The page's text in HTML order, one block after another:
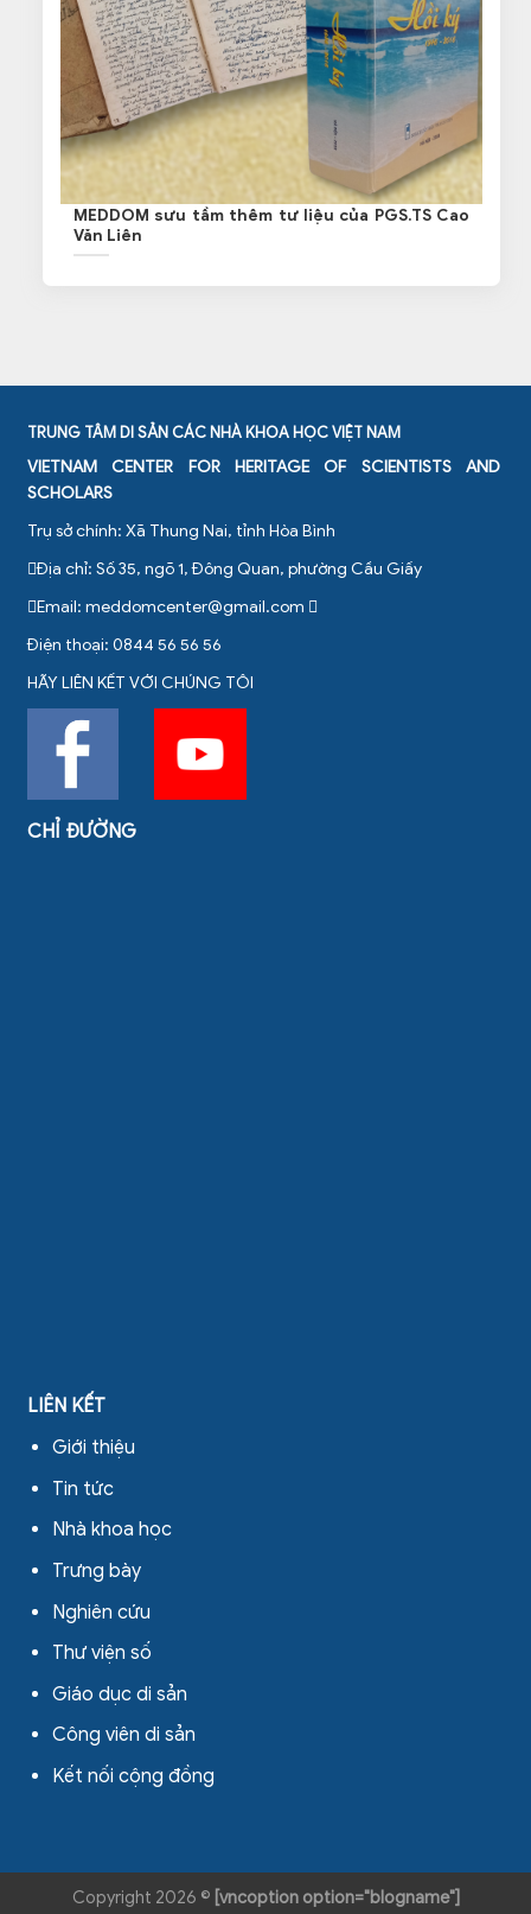
MEDDOM sưu tầm thêm tư liệu của PGS.TS Cao
Văn Liên
TRUNG TÂM DI SẢN CÁC NHÀ KHOA HỌC VIỆT NAM
VIETNAM CENTER FOR HERITAGE OF SCIENTISTS AND
SCHOLARS
Trụ sở chính: Xã Thung Nai, tỉnh Hòa Bình
Địa chỉ: Số 35, ngõ 1, Đông Quan, phường Cầu Giấy
Email: meddomcenter@gmail.com
Điện thoại: 0844 56 56 56
HÃY LIÊN KẾT VỚI CHÚNG TÔI
CHỈ ĐƯỜNG
LIÊN KẾT
Giới thiệu
Tin tức
Nhà khoa học
Trưng bày
Nghiên cứu
Thư viện số
Giáo dục di sản
Công viên di sản
Kết nối cộng đồng
Copyright 2026 © [vncoption option="blogname"]